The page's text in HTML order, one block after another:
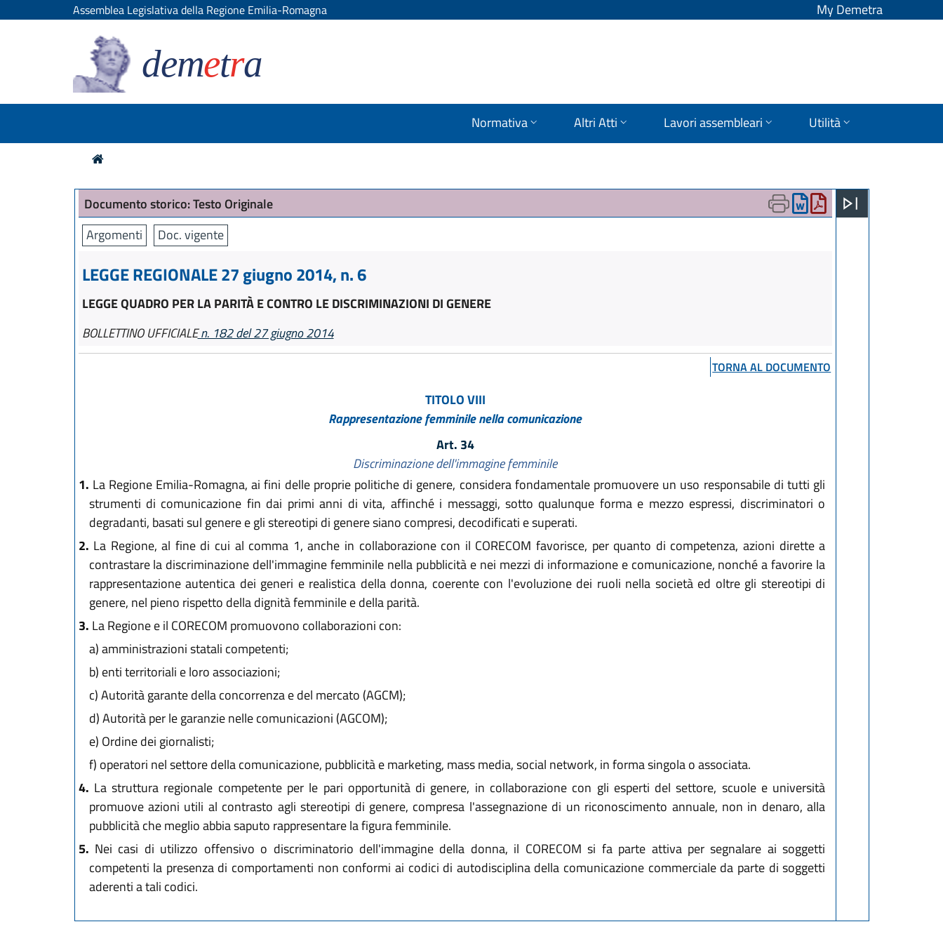
Assemblea Legislativa della Regione Emilia-Romagna My Demetra
demetra
Normativa Altri Atti Lavori assembleari Utilità
Documento storico: Testo Originale
Argomenti
Doc. vigente
LEGGE REGIONALE 27 giugno 2014, n. 6
LEGGE QUADRO PER LA PARITÀ E CONTRO LE DISCRIMINAZIONI DI GENERE
BOLLETTINO UFFICIALEn. 182 del 27 giugno 2014
TORNA AL DOCUMENTO
TITOLO VIII
Rappresentazione femminile nella comunicazione
Art. 34
Discriminazione dell'immagine femminile
1. La Regione Emilia-Romagna, ai fini delle proprie politiche di genere, considera fondamentale promuovere un uso responsabile di tutti gli
strumenti di comunicazione fin dai primi anni di vita, affinché i messaggi, sotto qualunque forma e mezzo espressi, discriminatori o
degradanti, basati sul genere e gli stereotipi di genere siano compresi, decodificati e superati.
2. La Regione, al fine di cui al comma 1, anche in collaborazione con il CORECOM favorisce, per quanto di competenza, azioni dirette a
contrastare la discriminazione dell'immagine femminile nella pubblicità e nei mezzi di informazione e comunicazione, nonché a favorire la
rappresentazione autentica dei generi e realistica della donna, coerente con l'evoluzione dei ruoli nella società ed oltre gli stereotipi di
genere, nel pieno rispetto della dignità femminile e della parità.
3. La Regione e il CORECOM promuovono collaborazioni con:
a)amministrazioni statali competenti;
b) enti territoriali e loro associazioni;
c)Autorità garante della concorrenza e del mercato (AGCM);
d)Autorità per le garanzie nelle comunicazioni (AGCOM);
e) Ordine dei giornalisti;
f) operatori nel settore della comunicazione, pubblicità e marketing, mass media, social network, in forma singola o associata.
4. La struttura regionale competente per le pari opportunità di genere, in collaborazione con gli esperti del settore, scuole e università
promuove azioni utili al contrasto agli stereotipi di genere, compresa l'assegnazione di un riconoscimento annuale, non in denaro, alla
pubblicità che meglio abbia saputo rappresentare la figura femminile.
5. Nei casi di utilizzo offensivo o discriminatorio dell'immagine della donna, il CORECOM si fa parte attiva per segnalare ai soggetti
competenti la presenza di comportamenti non conformi ai codici di autodisciplina della comunicazione commerciale da parte di soggetti
aderenti a tali codici.